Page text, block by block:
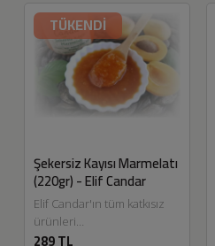
TÜKENDİ
Şekersiz Kayısı Marmelatı
(220gr) - Elif Candar
Elif Candar'ın tüm katkısız
ürünleri
Eskitadında.com'da.